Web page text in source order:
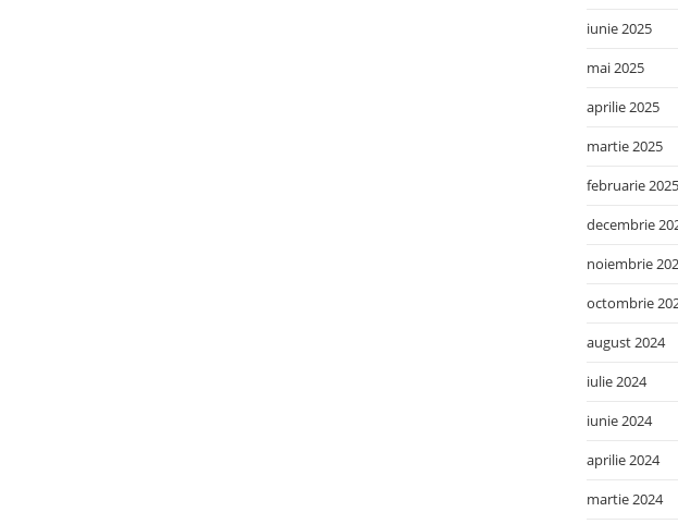
iunie 2025
mai 2025
aprilie 2025
martie 2025
februarie 2025
decembrie
noiembrie
octombrie
august 2024
iulie 2024
iunie 2024
aprilie 2024
martie 2024